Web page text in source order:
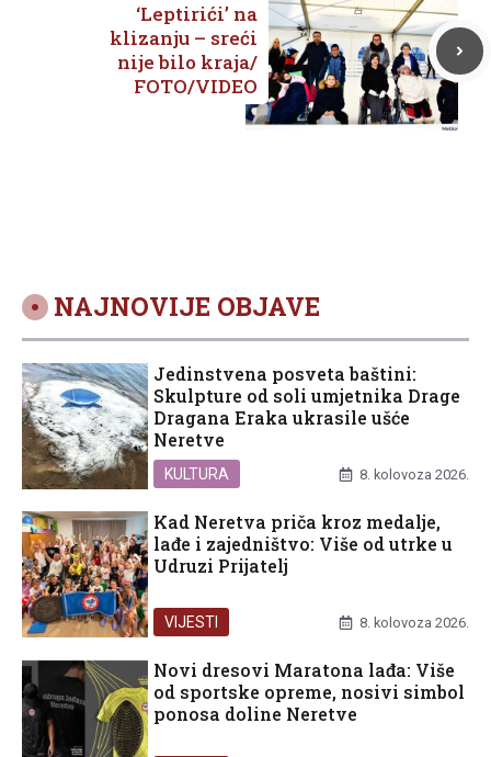
‘Leptirići’ na
klizanju – sreći
nije bilo kraja/
FOTO/VIDEO
NAJNOVIJE OBJAVE
Jedinstvena posveta baštini:
Skulpture od soli umjetnika Drage
Dragana Eraka ukrasile ušće
Neretve
KULTURA 8. kolovoza 2026.
Kad Neretva priča kroz medalje,
lađe i zajedništvo: Više od utrke u
Udruzi Prijatelj
VIJESTI 8. kolovoza 2026.
Novi dresovi Maratona lađa: Više
od sportske opreme, nosivi simbol
ponosa doline Neretve